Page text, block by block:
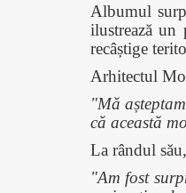
Albumul
ilustrează un
recâștige
Arhitectul
"Mă
că această
La rândul
"Am fost